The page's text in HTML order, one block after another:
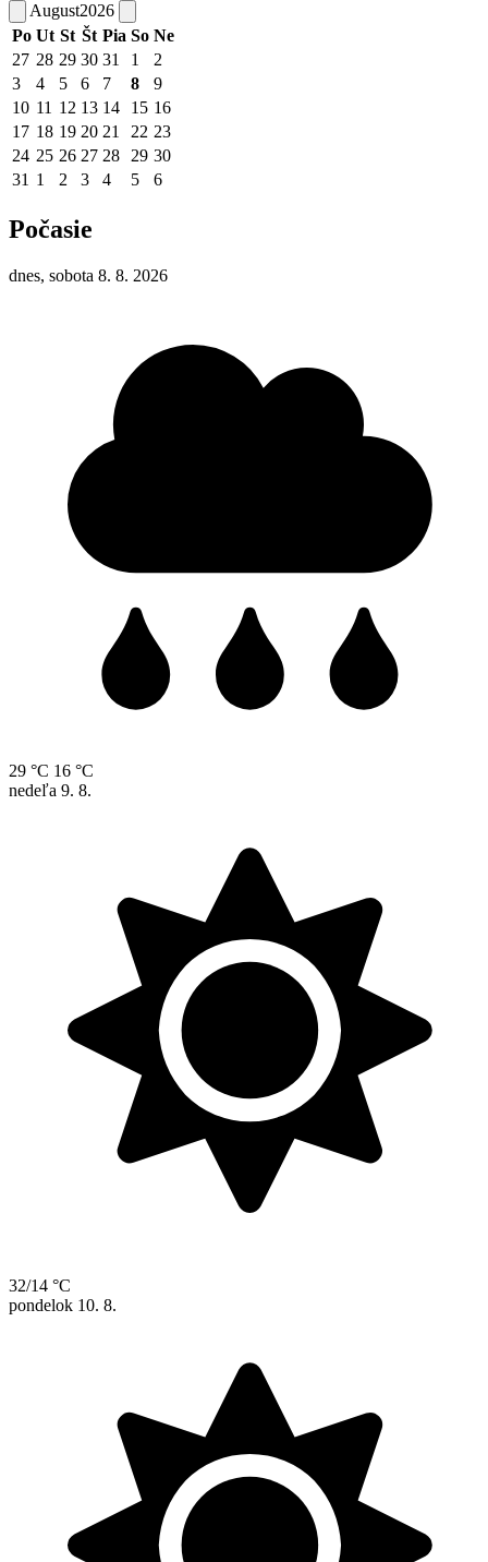
August2026
Po Ut St Št Pia So Ne
27 28 29 30 31 1
2
3
4 5 6 7 8
9
10 11 12 13 14 15 16
17 18 19 20 21 22 23
24 25 26 27 28 29 30
31 1 2 3 4 5 6
Počasie
dnes, sobota 8. 8. 2026
29 °C 16 °C
nedeľa 9. 8.
32/14 °C
pondelok 10. 8.